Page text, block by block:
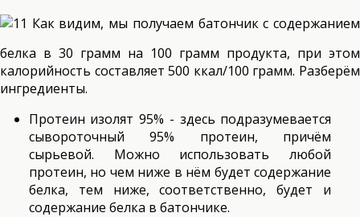
Как видим, мы получаем батончик с содержанием
белка в 30 грамм на 100 грамм продукта, при этом
калорийность составляет 500 ккал/100 грамм. Разберём
ингредиенты.
Протеин изолят 95% - здесь подразумевается
сывороточный 95% протеин, причём
сырьевой. Можно использовать любой
протеин, но чем ниже в нём будет содержание
белка, тем ниже, соответственно, будет и
содержание белка в батончике.